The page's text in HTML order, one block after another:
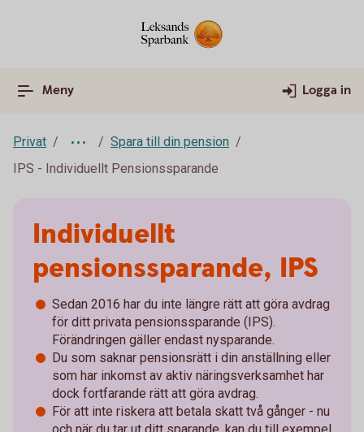
Meny Logga in
Privat
Spara till din pension
IPS - Individuellt Pensionssparande
Individuellt
pensionssparande, IPS
Sedan 2016 har du inte längre rätt att göra avdrag
för ditt privata pensionssparande (IPS).
Förändringen gäller endast nysparande.
Du som saknar pensionsrätt i din anställning eller
som har inkomst av aktiv näringsverksamhet har
dock fortfarande rätt att göra avdrag.
För att inte riskera att betala skatt två gånger - nu